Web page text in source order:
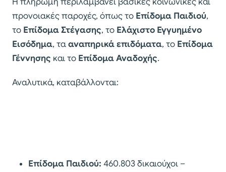
προνοιακές παροχές, όπως το Επίδομα Παιδιού,
το Επίδομα Στέγασης, το Ελάχιστο Εγγυημένο
Εισόδημα, τααναπηρικά επιδόματα, το Επίδομα
Γέννησης και το Επίδομα Αναδοχής.
Αναλυτικά, καταβάλλονται:
Επίδομα Παιδιού: 460.803 δικαιούχοι –